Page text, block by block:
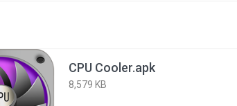
CPU Cooler.apk
8,579 KB